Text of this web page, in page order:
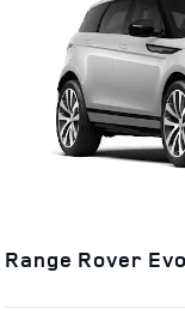
Range Rover